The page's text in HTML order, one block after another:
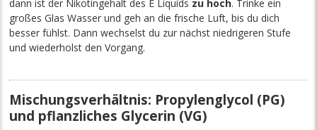
dann ist der Nikotingehalt des E Liquids zu hoch. Trinke ein
großes Glas Wasser und geh an die frische Luft, bis du dich
besser fühlst. Dann wechselst du zur nächst niedrigeren Stufe
und wiederholst den Vorgang.
Mischungsverhältnis: Propylenglycol (PG)
und pflanzliches Glycerin (VG)